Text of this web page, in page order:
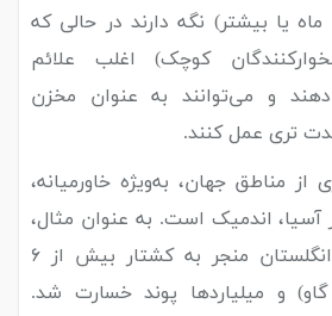
خود برای ماه‌ها (تا ۶ ماه یا بیشتر) نگه دارند در حالی که
کوچک) اغلب علائم
و می‌توانند به عنوان مخزن
تری عمل کنند.
از مناطق جهان، به‌ویژه خاورمیانه،
آسیا، اندمیک است. به عنوان مثال،
شیوع سال ۲۰۰۱ در انگلستان منجر به کشتار بیش از ۶
و میلیاردها پوند خسارت شد.